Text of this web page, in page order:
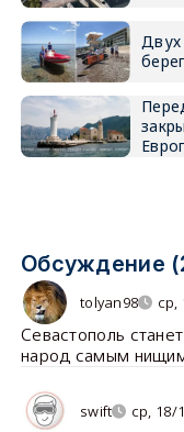
Двух
Обсуждение
tolyan98 ср,
Севастополь
народ самым
swift ср, 18/